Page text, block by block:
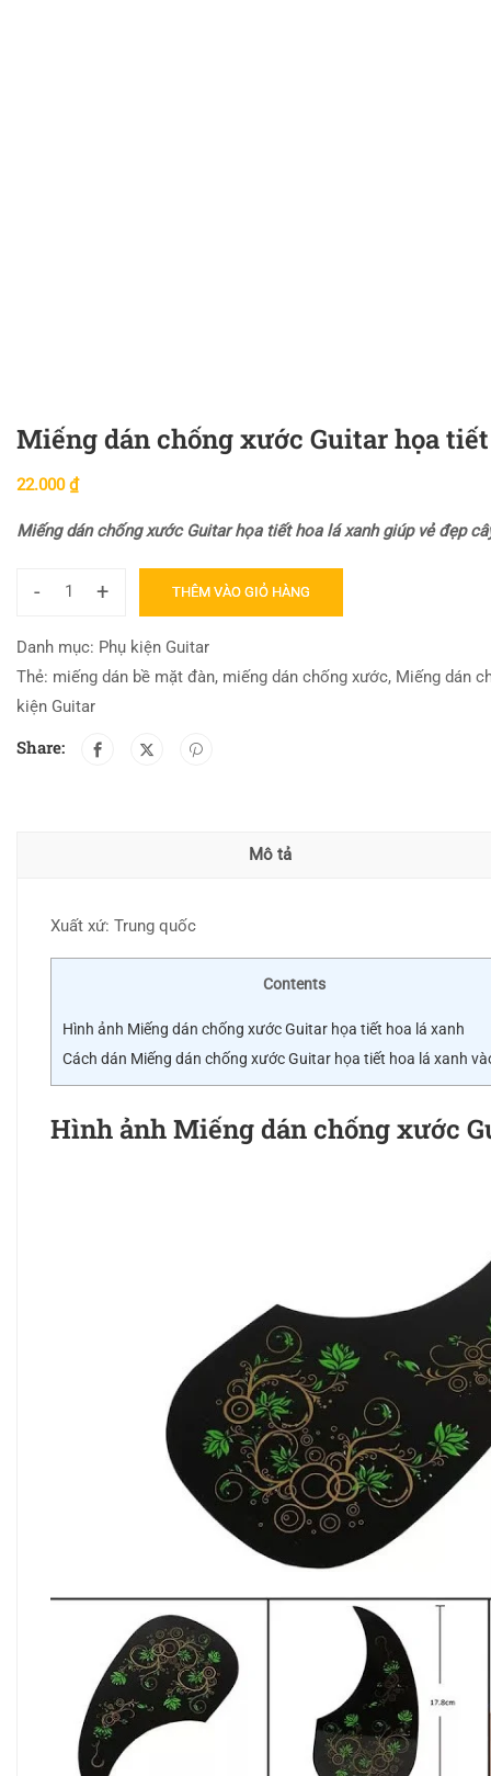
Miếng dán chống xước Guitar họa
22.000₫
Miếng dán chống xước Guitar họa tiết hoa lá xanh giúp vẻ đẹp
- + THÊM VÀO GIỎ HÀNG
Danh mục: Phụ kiện Guitar
Thẻ: miếng dán bề mặt đàn, miếng dán chống xước, Miếng dán
kiện Guitar
Share:
Mô tả
Xuất xứ: Trung quốc
Contents
Hình ảnh Miếng dán chống xước Guitar họa tiết hoa lá xanh
Cách dán Miếng dán chống xước Guitar họa tiết hoa lá xanh
Hình ảnh Miếng dán chống xước